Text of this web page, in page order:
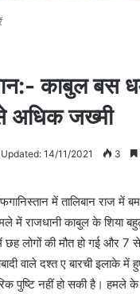
काबुल बस
अधिक जख्मी
14/11/2021 3
में तालिबान राज में
में राजधानी काबुल के शिया
छह लोगों की मौत हो गई और 7
वाले दश्त ए बारची इलाके में
पुष्टि नहीं हो सकी है। हमले